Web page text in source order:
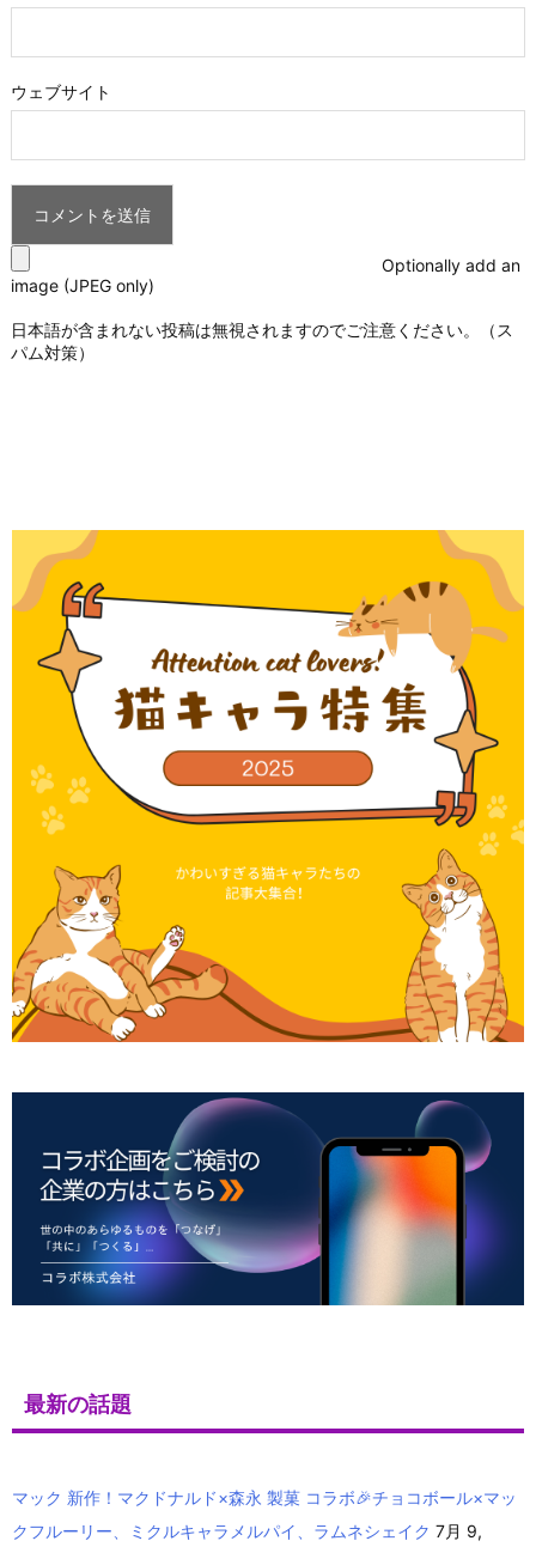
ウェブサイト
Optionally add an
image (JPEG only)
日本語が含まれない投稿は無視されますのでご注意ください。（ス
パム対策）
最新の話題
マック 新作！マクドナルド×森永 製菓 コラボ🎉チョコボール×マッ
クフルーリー、ミクルキャラメルパイ、ラムネシェイク 7月 9,